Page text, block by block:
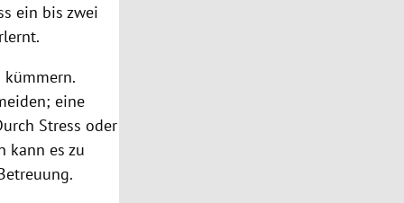
ein bis zwei
eine
Stress oder
kann es zu